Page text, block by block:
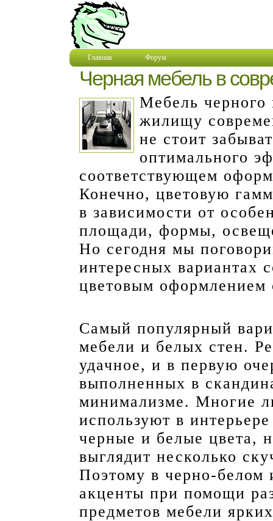
Главная Форум
Черная мебель в
Мебель черного
жилищу
не стоит
оптимального
соответствующем
Конечно, цветовую
в зависимости от
площади, формы,
Но сегодня мы
интересных вариантах
цветовым оформлением
Самый популярный
мебели и белых стен.
удачное, и в первую
выполненных в
минимализме. Многие
используют в
черные и белые цвета,
выглядит несколько
Поэтому в черно-белом
акценты при помощи
предметов мебели